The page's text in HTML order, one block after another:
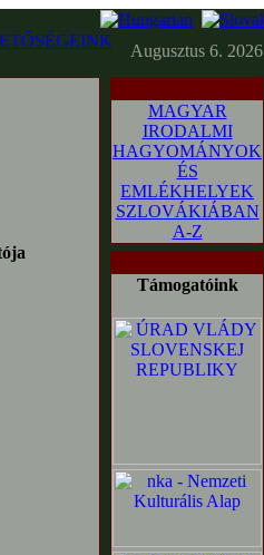
Augusztus 6. 2026
MAGYAR
IRODALMI
HAGYOMÁNYOK
ÉS
EMLÉKHELYEK
SZLOVÁKIÁBAN
A-Z
Támogatóink